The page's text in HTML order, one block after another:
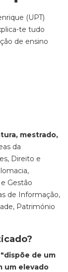
(UPT)
te tudo
de ensino
mestrado,
da
Direito e
Gestão
de Informação,
Património
"dispõe de um
um elevado